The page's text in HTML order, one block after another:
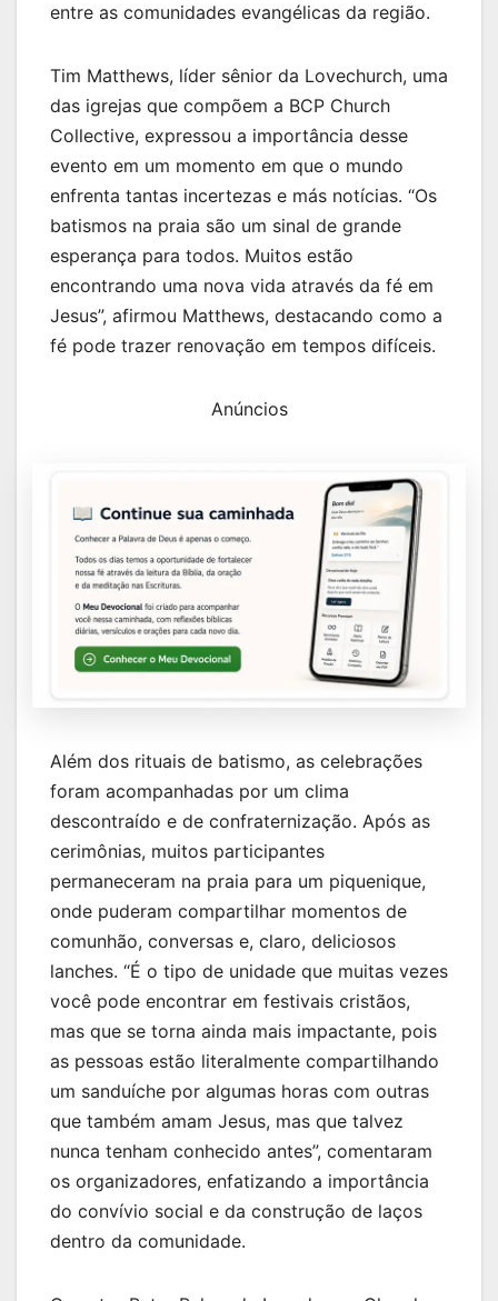
entre as comunidades evangélicas da região.
Tim Matthews, líder sênior da Lovechurch, uma
das igrejas que compõem a BCP Church
Collective, expressou a importância desse
evento em um momento em que o mundo
enfrenta tantas incertezas e más notícias. “Os
batismos na praia são um sinal de grande
esperança para todos. Muitos estão
encontrando uma nova vida através da fé em
Jesus”, afirmou Matthews, destacando como a
fé pode trazer renovação em tempos difíceis.
Anúncios
Além dos rituais de batismo, as celebrações
foram acompanhadas por um clima
descontraído e de confraternização. Após as
cerimônias, muitos participantes
permaneceram na praia para um piquenique,
onde puderam compartilhar momentos de
comunhão, conversas e, claro, deliciosos
lanches. “É o tipo de unidade que muitas vezes
você pode encontrar em festivais cristãos,
mas que se torna ainda mais impactante, pois
as pessoas estão literalmente compartilhando
um sanduíche por algumas horas com outras
que também amam Jesus, mas que talvez
nunca tenham conhecido antes”, comentaram
os organizadores, enfatizando a importância
do convívio social e da construção de laços
dentro da comunidade.